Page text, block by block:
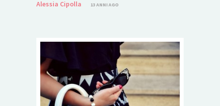
Alessia Cipolla
13 ANNI AGO